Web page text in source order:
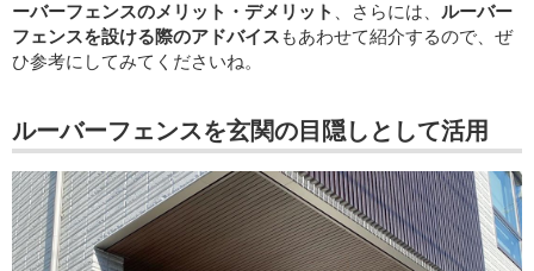
ーバーフェンスのメリット・デメリット
、さらには、 ルーバー
フェンスを設ける際のアドバイス もあわせて紹介するので、ぜ
ひ参考にしてみてくださいね。
ルーバーフェンスを玄関の目隠しとして活用